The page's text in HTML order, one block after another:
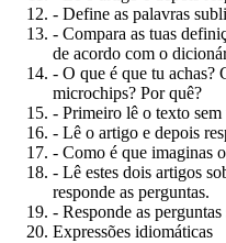
- Define as palavras
- Compara as tuas
de acordo com o
- O que é que tu achas?
microchips? Por quê?
- Primeiro lê o texto sem
- Lê o artigo e depois
- Como é que imaginas
- Lê estes dois artigos
responde as perguntas.
- Responde as
Expressões idiomáticas